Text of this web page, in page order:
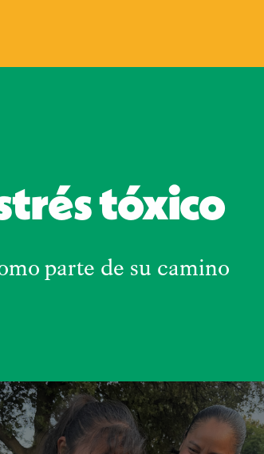
tóxico
parte de su camino